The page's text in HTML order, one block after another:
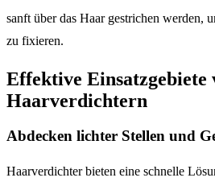
sanft über das Haar gestrichen werden,
zu fixieren.
Effektive Einsatzgebiete
Haarverdichtern
Abdecken lichter Stellen und
Haarverdichter bieten eine schnelle